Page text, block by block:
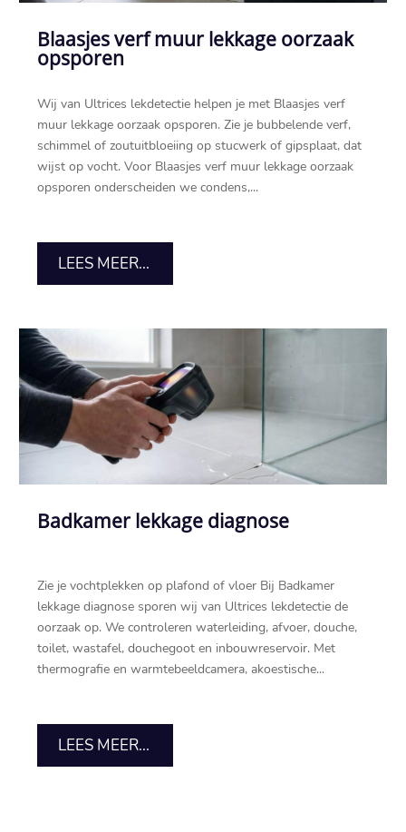
Blaasjes verf muur lekkage oorzaak
opsporen
Wij van Ultrices lekdetectie helpen je met Blaasjes verf
muur lekkage oorzaak opsporen.​ Zie je bubbelende verf,
schimmel of zoutuitbloeiing op stucwerk of gipsplaat, dat
wijst op vocht.​ Voor Blaasjes verf muur lekkage oorzaak
opsporen onderscheiden we condens,...
LEES MEER...
Badkamer lekkage diagnose
Zie je vochtplekken op plafond of vloer Bij Badkamer
lekkage diagnose sporen wij van Ultrices lekdetectie de
oorzaak op.​ We controleren waterleiding, afvoer, douche,
toilet, wastafel, douchegoot en inbouwreservoir.​ Met
thermografie en warmtebeeldcamera, akoestische...
LEES MEER...